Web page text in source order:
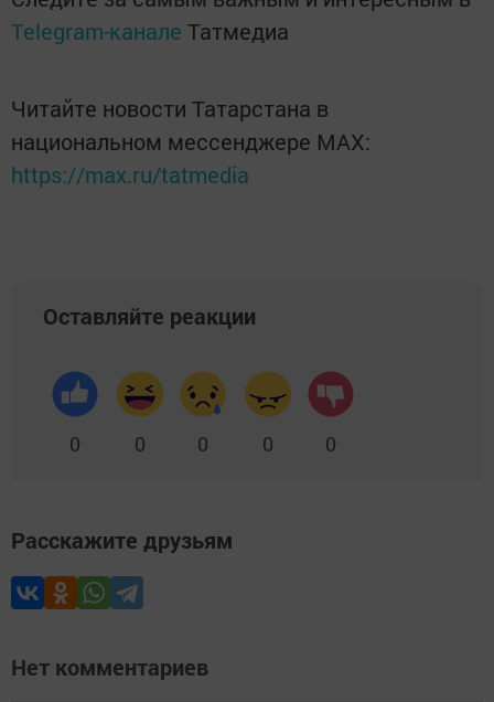
Telegram-канале Татмедиа
Читайте новости Татарстана в
национальном мессенджере MАХ:
https://max.ru/tatmedia
Оставляйте реакции
0 0 0 0 0
Расскажите друзьям
Нет комментариев